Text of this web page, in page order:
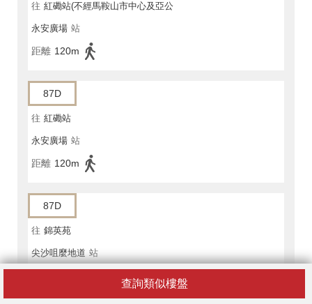
查詢類似樓盤
往 紅磡站(不經馬鞍山市中心及亞公
角街)
永安廣場 站
距離 120m
87D
往 紅磡站
永安廣場 站
距離 120m
87D
往 錦英苑
尖沙咀麼地道 站